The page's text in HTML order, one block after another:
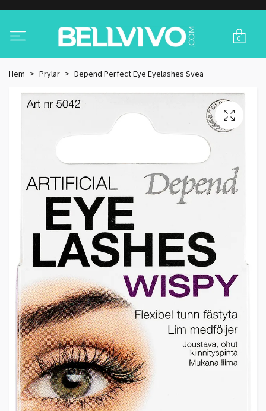
0
Hem Prylar Depend Perfect Eye Eyelashes Svea